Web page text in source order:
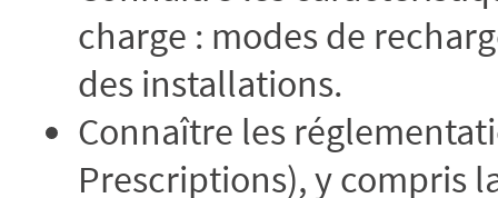
charge : modes de
des installations.
Connaître les
Prescriptions), y compris